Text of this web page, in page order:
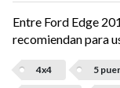
Entre Ford Edge
recomiendan para
4x4 5